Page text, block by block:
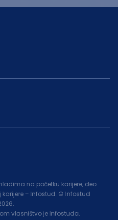
na početku karijere, deo
– Infostud. © Infostud
.
vlasništvo je Infostuda.